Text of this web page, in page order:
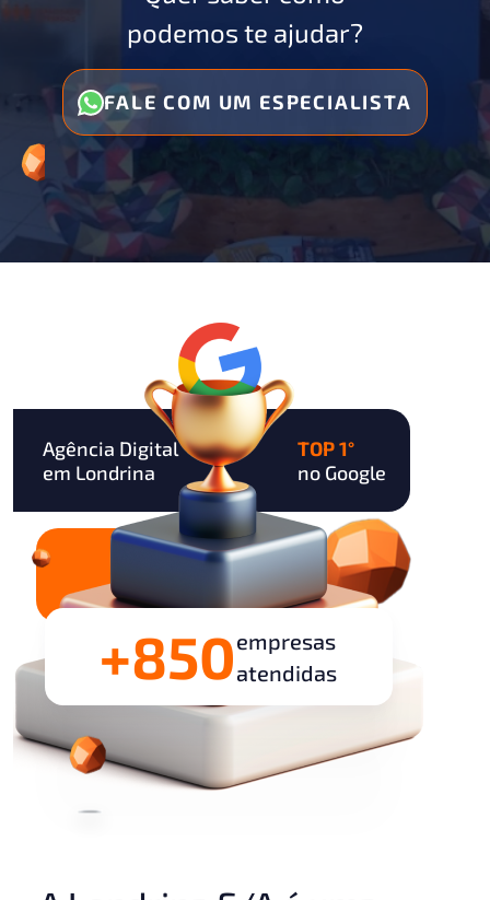
podemos te ajudar?
FALE COM UM ESPECIALISTA
+850empresas
atendidas
Agência Digital
em Londrina
TOP 1°
no Google